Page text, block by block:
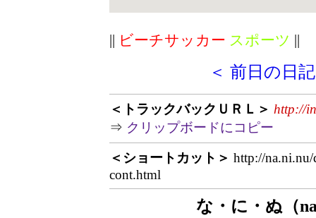
|| ビーチサッカー スポーツ ||
＜ 前日の日記
＜トラックバックＵＲＬ＞ http://
⇒ クリップボードにコピー
＜ショートカット＞ http://
cont.html
な・に・ぬ（